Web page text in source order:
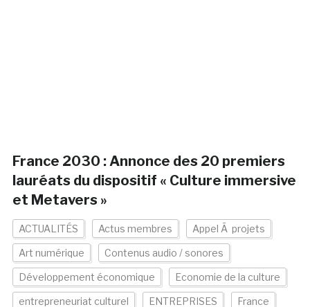
France 2030 : Annonce des 20 premiers
lauréats du dispositif « Culture immersive
et Metavers »
ACTUALITÉS Actus membres Appel Ã projets
Art numérique Contenus audio / sonores
Développement économique Economie de la culture
entrepreneuriat culturel ENTREPRISES France